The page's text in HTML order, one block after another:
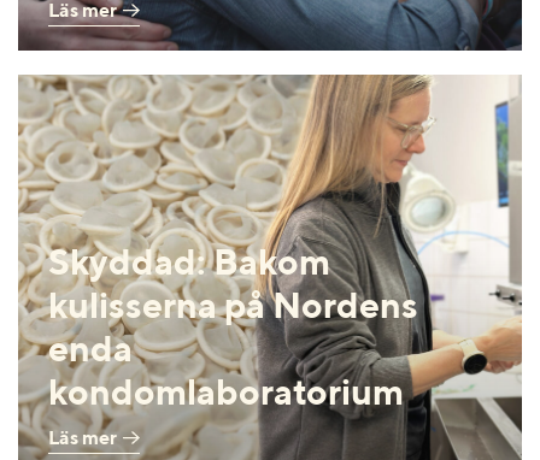
Läs mer
Skyddad: Bakom
kulisserna på Nordens
enda
kondomlaboratorium
Läs mer